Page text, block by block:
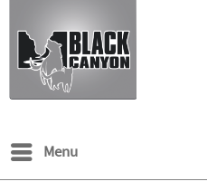
Menu